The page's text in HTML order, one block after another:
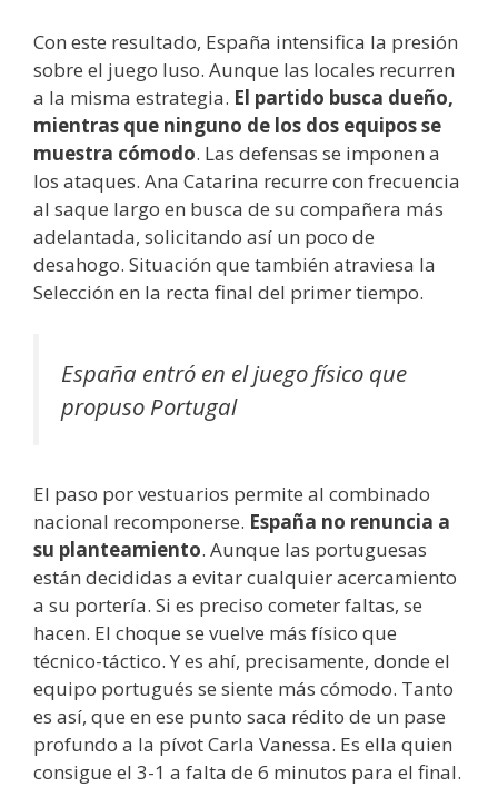
Con este resultado, España intensifica la presión
sobre el juego luso. Aunque las locales recurren
a la misma estrategia. El partido busca dueño,
mientras que ninguno de los dos equipos se
muestra cómodo. Las defensas se imponen a
los ataques. Ana Catarina recurre con frecuencia
al saque largo en busca de su compañera más
adelantada, solicitando así un poco de
desahogo. Situación que también atraviesa la
Selección en la recta final del primer tiempo.
España entró en el juego físico que
propuso Portugal
El paso por vestuarios permite al combinado
nacional recomponerse. España no renuncia a
su planteamiento. Aunque las portuguesas
están decididas a evitar cualquier acercamiento
a su portería. Si es preciso cometer faltas, se
hacen. El choque se vuelve más físico que
técnico-táctico. Y es ahí, precisamente, donde el
equipo portugués se siente más cómodo. Tanto
es así, que en ese punto saca rédito de un pase
profundo a la pívot Carla Vanessa. Es ella quien
consigue el 3-1 a falta de 6 minutos para el final.